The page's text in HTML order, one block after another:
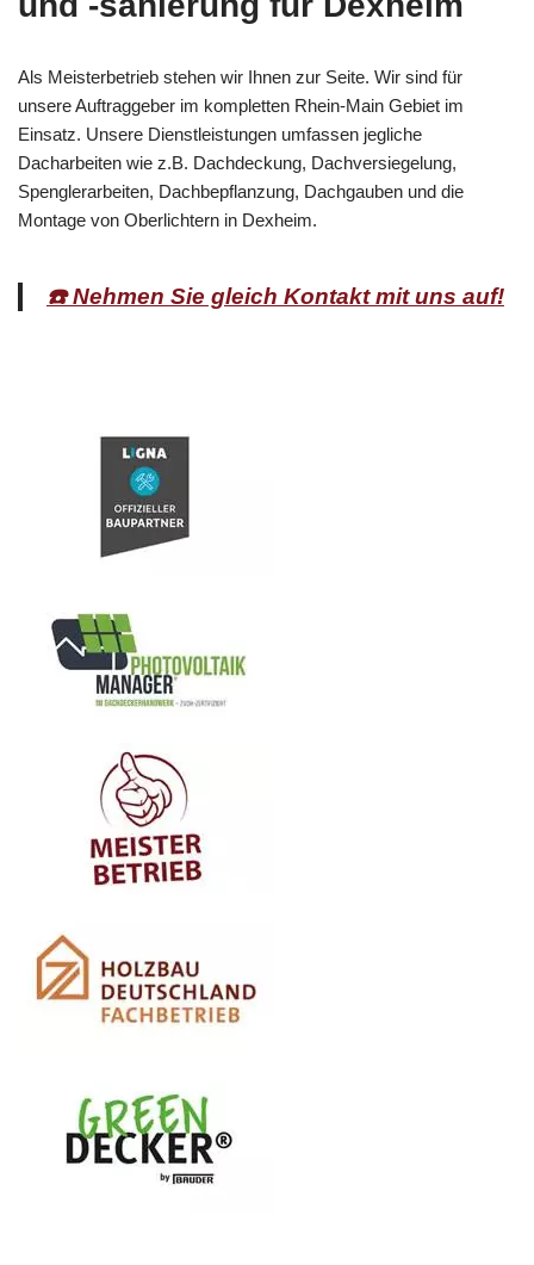
Als Meisterbetrieb stehen wir Ihnen zur Seite. Wir sind für
unsere Auftraggeber im kompletten Rhein-Main Gebiet im
Einsatz. Unsere Dienstleistungen umfassen jegliche
Dacharbeiten wie z.B. Dachdeckung, Dachversiegelung,
Spenglerarbeiten, Dachbepflanzung, Dachgauben und die
Montage von Oberlichtern in Dexheim.
☎️ Nehmen Sie gleich Kontakt mit uns auf!